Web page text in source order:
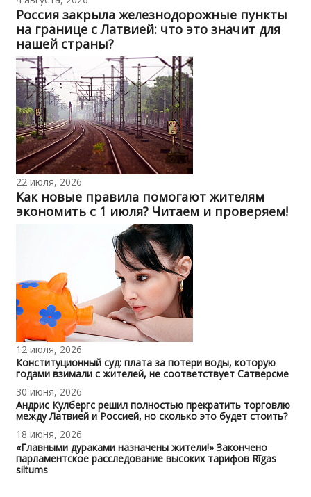
Россия закрыла железнодорожные пункты
на границе с Латвией: что это значит для
нашей страны?
22 июля, 2026
Как новые правила помогают жителям
экономить с 1 июля? Читаем и проверяем!
12 июля, 2026
Конституционный суд: плата за потери воды, которую
годами взимали с жителей, не соответствует Сатверсме
30 июня, 2026
Андрис Кулбергс решил полностью прекратить торговлю
между Латвией и Россией, но сколько это будет стоить?
18 июня, 2026
«Главными дураками назначены жители!» Закончено
парламентское расследование высоких тарифов Rīgas
siltums